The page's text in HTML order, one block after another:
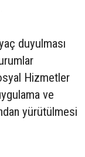
duyulması
Hizmetler
ve
yürütülmesi